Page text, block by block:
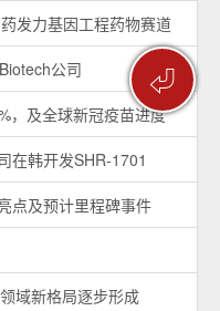
⏎
发力基因工程药物赛道
公司
，及全球新冠疫苗进度
在韩开发SHR-1701
点及预计里程碑事件
域新格局逐步形成